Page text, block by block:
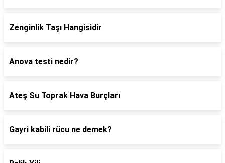
Zenginlik Taşı Hangisidir
Anova testi nedir?
Ateş Su Toprak Hava Burçları
Gayri kabili rücu ne demek?